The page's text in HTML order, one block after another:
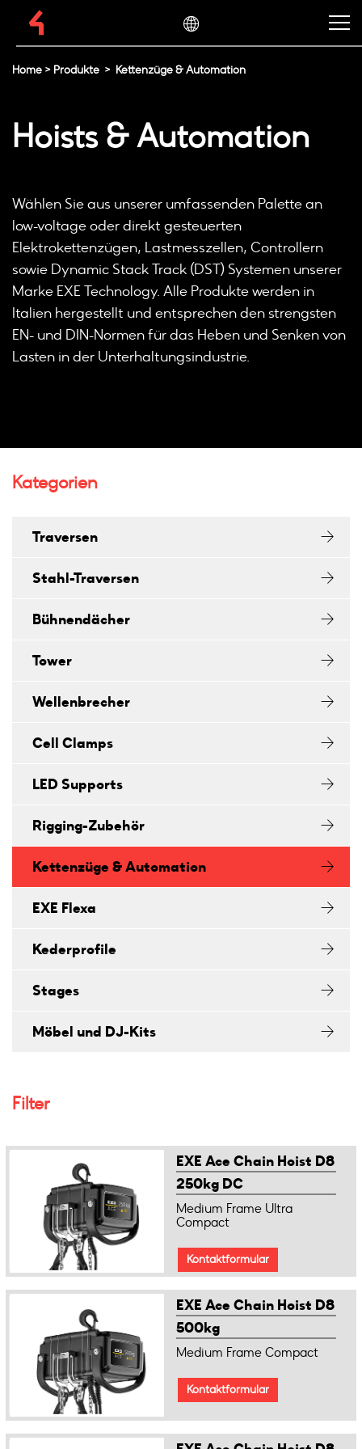
Home > Produkte > Kettenzüge & Automation
Hoists & Automation
Wählen Sie aus unserer umfassenden Palette an
low-voltage oder direkt gesteuerten
Elektrokettenzügen, Lastmesszellen, Controllern
sowie Dynamic Stack Track (DST) Systemen unserer
Marke EXE Technology. Alle Produkte werden in
Italien hergestellt und entsprechen den strengsten
EN- und DIN-Normen für das Heben und Senken von
Lasten in der Unterhaltungsindustrie.
Kategorien
Traversen
Stahl-Traversen
Bühnendächer
Tower
Wellenbrecher
Cell Clamps
LED Supports
Rigging-Zubehör
Kettenzüge & Automation
EXE Flexa
Kederprofile
Stages
Möbel und DJ-Kits
Filter
EXE Ace Chain Hoist D8
250kg DC
Medium Frame Ultra
Compact
Kontaktformular
EXE Ace Chain Hoist D8
500kg
Medium Frame Compact
Kontaktformular